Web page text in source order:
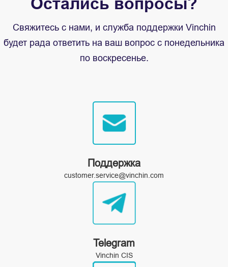
Свяжитесь с нами, и служба поддержки Vinchin
будет рада ответить на ваш вопрос с понедельника
по воскресенье.
Поддержка
customer.service@vinchin.com
Telegram
Vinchin CIS